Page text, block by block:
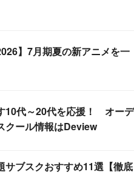
】7月期夏の新アニメを一
10代～20代を応援！ オーデ
クール情報はDeview
サブスクおすすめ11選【徹底